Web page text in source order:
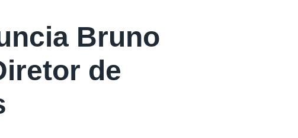
Bruno
de